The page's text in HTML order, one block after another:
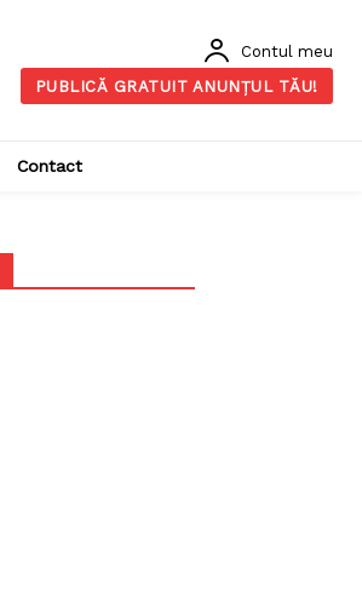
Contul meu
PUBLICĂ GRATUIT ANUNȚUL TĂU!
Contact